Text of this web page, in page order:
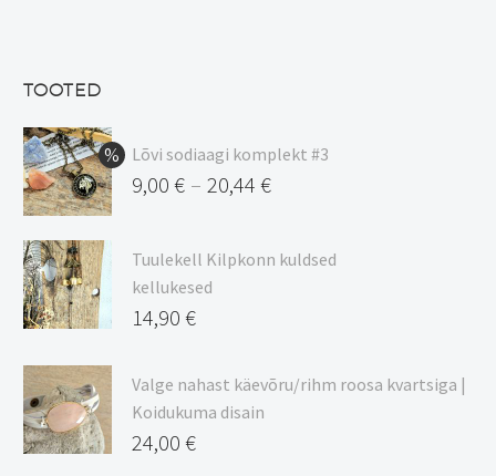
TOOTED
Lõvi sodiaagi komplekt #3
9,00 € – 20,44 €
9,00 €
kuni
20,44 €
Tuulekell Kilpkonn kuldsed
kellukesed
14,90 €
Valge nahast käevõru/rihm roosa kvartsiga |
Koidukuma disain
24,00 €